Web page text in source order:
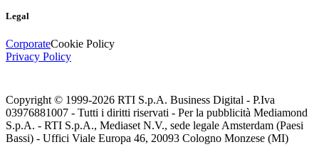
Legal
CorporateCookie Policy
Privacy Policy
Copyright © 1999-2026 RTI S.p.A. Business Digital - P.Iva
03976881007 - Tutti i diritti riservati - Per la pubblicità Mediamond
S.p.A. - RTI S.p.A., Mediaset N.V., sede legale Amsterdam (Paesi
Bassi) - Uffici Viale Europa 46, 20093 Cologno Monzese (MI)